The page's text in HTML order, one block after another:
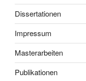
Dissertationen
Impressum
Masterarbeiten
Publikationen